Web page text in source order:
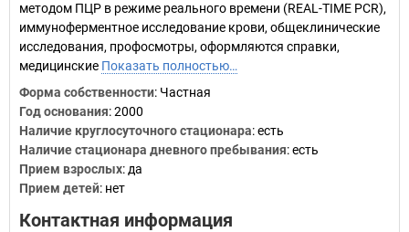
методом ПЦР в режиме реального времени (REAL-TIME PCR),
иммуноферментное исследование крови, общеклинические
исследования, профосмотры, оформляются справки,
медицинские Показать полностью…
Форма собственности: Частная
Год основания:2000
Наличие круглосуточного стационара: есть
Наличие стационара дневного пребывания: есть
Прием взрослых: да
Прием детей: нет
Контактная информация